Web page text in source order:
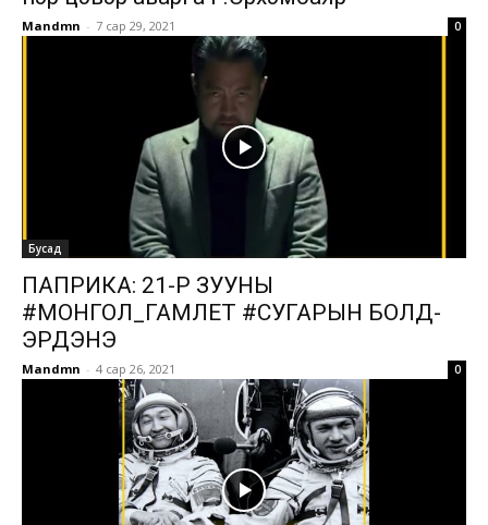
Mandmn - 7 сар 29, 2021 0
Бусад
ПАПРИКА: 21-Р ЗУУНЫ
#МОНГОЛ_ГАМЛЕТ #СУГАРЫН БОЛД-
ЭРДЭНЭ
Mandmn - 4 сар 26, 2021 0